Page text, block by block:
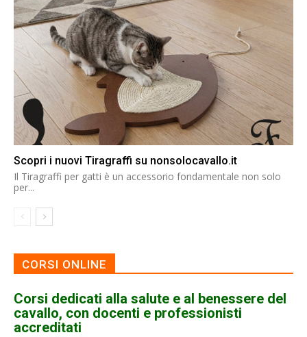
Scopri i nuovi Tiragraffi su nonsolocavallo.it
Il Tiragraffi per gatti è un accessorio fondamentale non solo
per...
CORSI ONLINE
Corsi dedicati alla salute e al benessere del
cavallo, con docenti e professionisti
accreditati